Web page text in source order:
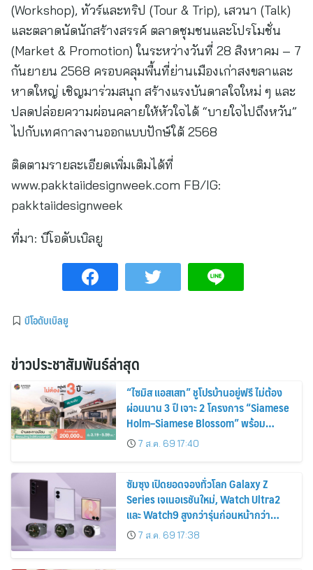
(Workshop), ทัวร์และทริป (Tour & Trip), เสวนา (Talk)
และตลาดนัดนักสร้างสรรค์ ตลาดชุมชนและโปรโมชั่น
(Market & Promotion) ในระหว่างวันที่ 28 สิงหาคม – 7
กันยายน 2568 ครอบคลุมพื้นที่ย่านเมืองเก่าสงขลาและ
หาดใหญ่ เชิญมาร่วมสนุก สร้างแรงบันดาลใจใหม่ ๆ และ
ปลดปล่อยความผ่อนคลายให้หัวใจได้ “บายใจไปถึงหวัน”
ไปกับเทศกาลงานออกแบบปักษ์ใต้ 2568
ติดตามรายละเอียดเพิ่มเติมได้ที่
www.pakktaiidesignweek.com FB/IG:
pakktaiidesignweek
ที่มา: บีโอดับเบิลยู
บีโอดับเบิลยู
ข่าวประชาสัมพันธ์ล่าสุด
“ไซมิส แอสเสท” ชูโปรบ้านอยู่ฟรี ไม่ต้อง
ผ่อนนาน 3 ปี เจาะ 2 โครงการ “Siamese
Holm–Siamese Blossom” พร้อม
ส่วนลดและสิทธิพิเศษถึง 31 สิงหาคม
2569
7 ส.ค. 69 17:40
ซัมซุง เปิดยอดจองทั่วโลก Galaxy Z
Series เจเนอเรชันใหม่, Watch Ultra2
และ Watch9 สูงกว่ารุ่นก่อนหน้ากว่า
30%7 ส.ค. 69 17:38